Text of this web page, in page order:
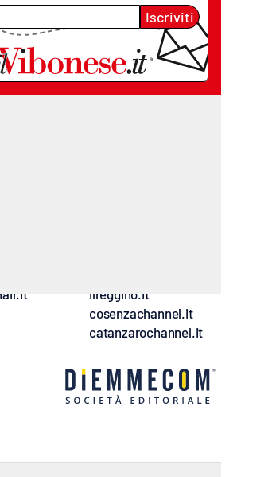
Iscriviti
ilreggino.it
cosenzachannel.it
catanzarochannel.it